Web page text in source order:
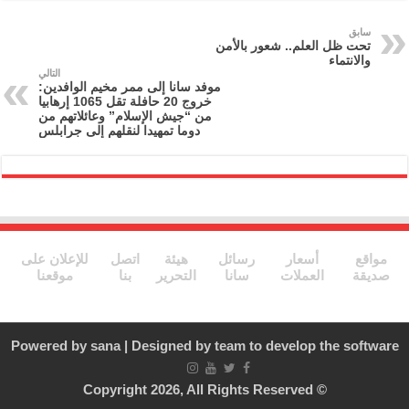
e
b
er
a
l
سابق
تحت ظل العلم.. شعور بالأمن
والانتماء
التالي
موفد سانا إلى ممر مخيم الوافدين:
خروج 20 حافلة تقل 1065 إرهابيا
من “جيش الإسلام” وعائلاتهم من
دوما تمهيدا لنقلهم إلى جرابلس
مواقع
صديقة
أسعار
العملات
رسائل
سانا
هيئة
التحرير
اتصل
بنا
للإعلان على
موقعنا
Powered by sana| Designed by team to develop the software
© Copyright 2026, All Rights Reserved